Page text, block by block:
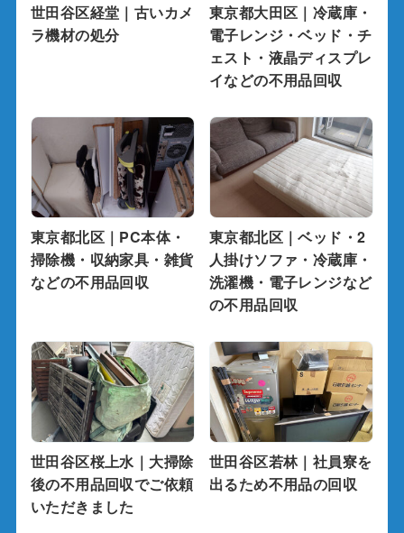
世田谷区経堂｜古いカメ
ラ機材の処分
東京都大田区｜冷蔵庫・
電子レンジ・ベッド・チ
ェスト・液晶ディスプレ
イなどの不用品回収
東京都北区｜PC本体・
掃除機・収納家具・雑貨
などの不用品回収
東京都北区｜ベッド・2
人掛けソファ・冷蔵庫・
洗濯機・電子レンジなど
の不用品回収
世田谷区桜上水｜大掃除
後の不用品回収でご依頼
いただきました
世田谷区若林｜社員寮を
出るため不用品の回収